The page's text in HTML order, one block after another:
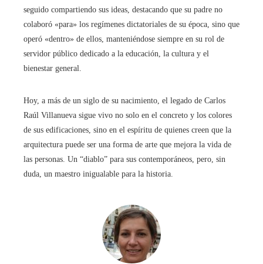
seguido compartiendo sus ideas, destacando que su padre no
colaboró «para» los regímenes dictatoriales de su época, sino que
operó «dentro» de ellos, manteniéndose siempre en su rol de
servidor público dedicado a la educación, la cultura y el
bienestar general.
Hoy, a más de un siglo de su nacimiento, el legado de Carlos
Raúl Villanueva sigue vivo no solo en el concreto y los colores
de sus edificaciones, sino en el espíritu de quienes creen que la
arquitectura puede ser una forma de arte que mejora la vida de
las personas. Un “diablo” para sus contemporáneos, pero, sin
duda, un maestro inigualable para la historia.